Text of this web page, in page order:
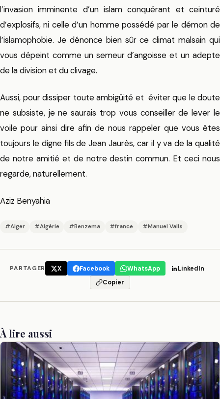
l’invasion imminente d’un islam conquérant et ceinturé
d’explosifs, ni celle d’un homme possédé par le démon de
l’islamophobie. Je dénonce bien sûr ce climat malsain qui
vous dépeint comme un semeur d’angoisse et un adepte
de la division et du clivage.
Aussi, pour dissiper toute ambigüité et éviter que le doute
ne subsiste, je ne saurais trop vous conseiller de lever le
voile pour ainsi dire afin de nous rappeler que vous êtes
toujours le digne fils de Jean Jaurès, car il y va de la qualité
de notre amitié et de notre destin commun. Et ceci nous
regarde, naturellement.
Aziz Benyahia
#Alger #Algérie #Benzema #france #Manuel Valls
PARTAGER X Facebook WhatsApp
LinkedIn
Copier
À lire aussi